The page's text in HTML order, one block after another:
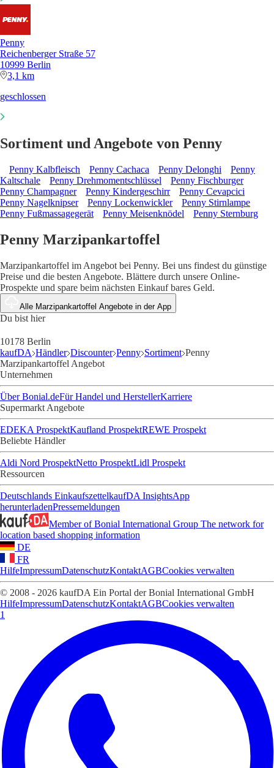
Penny
Reichenberger Straße 57
10999 Berlin
3,1 km
geschlossen
Sortiment und Angebote von Penny
Penny Kalbfleisch Penny Cachaca Penny Delonghi
Penny
Kaltschale
Penny Drehmomentschlüssel
Penny Fischburger
Penny Champagner
Penny Kindergeschirr
Penny Cevapcici
Penny Nagelknipser
Penny Lockenwickler
Penny Stirnlampe
Penny Fußmassagegerät
Penny Meisenknödel Penny Sternburg
Penny Marzipankartoffel
Marzipankartoffel im Angebot bei Penny. Bei uns findest du günstige
Preise und die besten Angebote. Blättere durch unsere Online-
Prospekte und spare beim nächsten Einkauf bares Geld.
Alle Marzipankartoffel Angebote in der App
Du bist hier
10178 Berlin
kaufDA Händler Discounter Penny Sortiment Penny
Marzipankartoffel Angebot
Unternehmen
Über Bonial.deFür Handel und HerstellerKarriere
Supermarkt Angebote
EDEKA ProspektKaufland ProspektREWE Prospekt
Beliebte Händler
Aldi Nord ProspektNetto ProspektLidl Prospekt
Ressourcen
Deutschlands EinkaufszettelkaufDA InsightsApp
herunterladenPressemeldungen
Member of Bonial International Group The network for
location based shopping information
DE
FR
HilfeImpressumDatenschutzKontaktAGBCookies verwalten
© 2008 - 2026 kaufDA Ein Portal der Bonial International GmbH
HilfeImpressumDatenschutzKontaktAGBCookies verwalten
1